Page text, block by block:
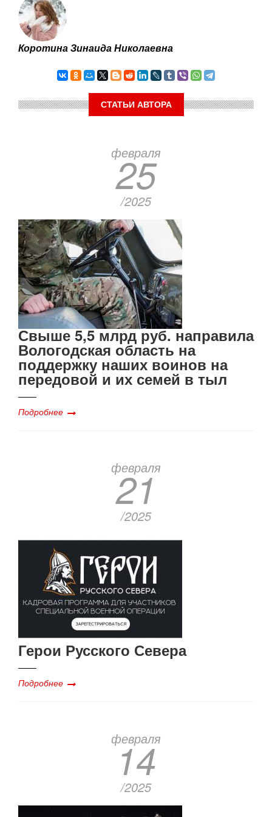
Коротина Зинаида Николаевна
СТАТЬИ АВТОРА
февраля
25
/2025
Свыше 5,5 млрд руб. направила
Вологодская область на
поддержку наших воинов на
передовой и их семей в тыл
Подробнее
февраля
21
/2025
Герои Русского Севера
Подробнее
февраля
14
/2025